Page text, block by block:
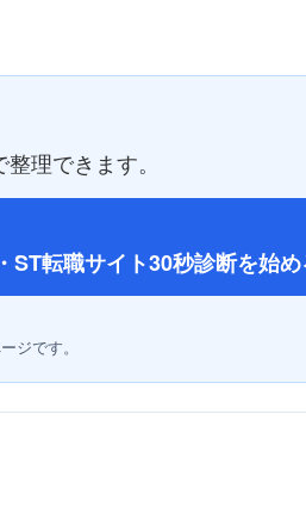
理できます。
ST転職サイト30秒診断を始め
ジです。